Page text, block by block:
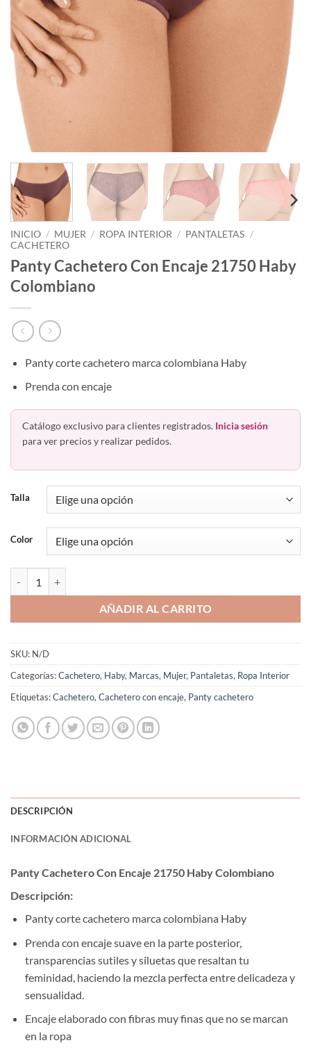
INICIO / MUJER / ROPA INTERIOR / PANTALETAS /
CACHETERO
Panty Cachetero Con Encaje 21750 Haby
Colombiano
Panty corte cachetero marca colombiana Haby
Prenda con encaje
Catálogo exclusivo para clientes registrados. Inicia sesión
para ver precios y realizar pedidos.
Talla
Color
AÑADIR AL CARRITO
SKU: N/D
Categorías:Cachetero, Haby, Marcas, Mujer, Pantaletas, Ropa Interior
Etiquetas:Cachetero, Cachetero con encaje, Panty cachetero
DESCRIPCIÓN
INFORMACIÓN ADICIONAL
Panty Cachetero Con Encaje 21750 Haby Colombiano
Descripción:
Panty corte cachetero marca colombiana Haby
Prenda con encaje suave en la parte posterior,
transparencias sutiles y siluetas que resaltan tu
feminidad, haciendo la mezcla perfecta entre delicadeza y
sensualidad.
Encaje elaborado con fibras muy finas que no se marcan
en la ropa